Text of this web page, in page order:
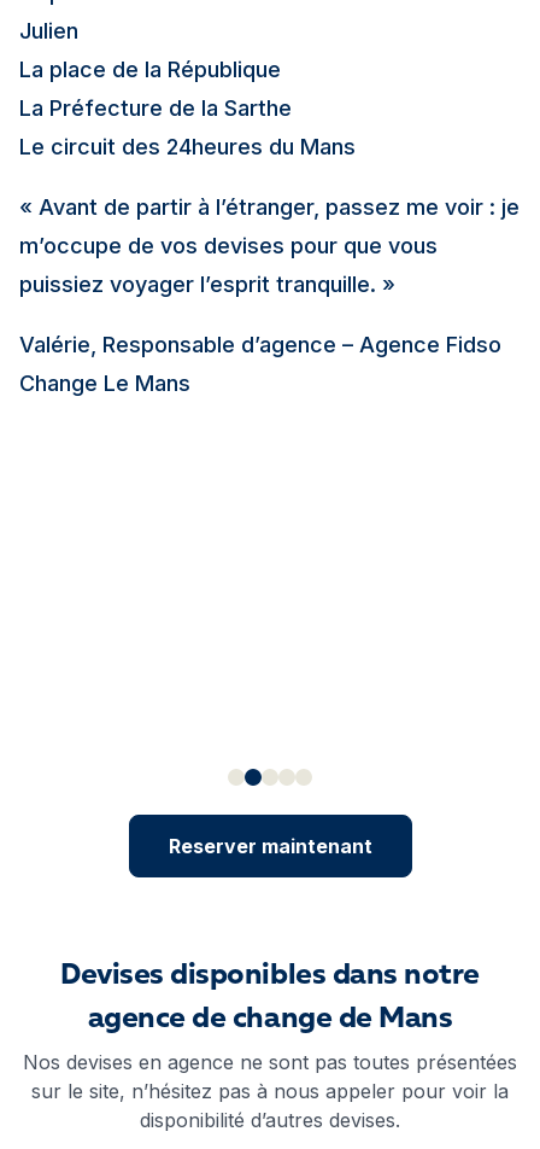
Julien
La place de la République
La Préfecture de la Sarthe
Le circuit des 24heures du Mans
« Avant de partir à l’étranger, passez me voir : je
m’occupe de vos devises pour que vous
puissiez voyager l’esprit tranquille. »
Valérie, Responsable d’agence – Agence Fidso
Change Le Mans
Reserver maintenant
Devises disponibles dans notre
agence de change de Mans
Nos devises en agence ne sont pas toutes présentées
sur le site, n’hésitez pas à nous appeler pour voir la
disponibilité d’autres devises.